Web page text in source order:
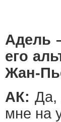
Адель
его
Жан-
АК: Да,
мне на